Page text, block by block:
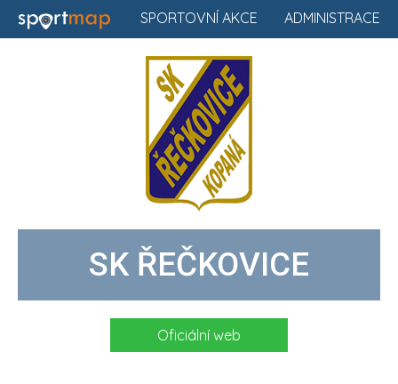
ADMINISTRACE
SPORTOVNÍ AKCE
SK ŘEČKOVICE
Oficiální web